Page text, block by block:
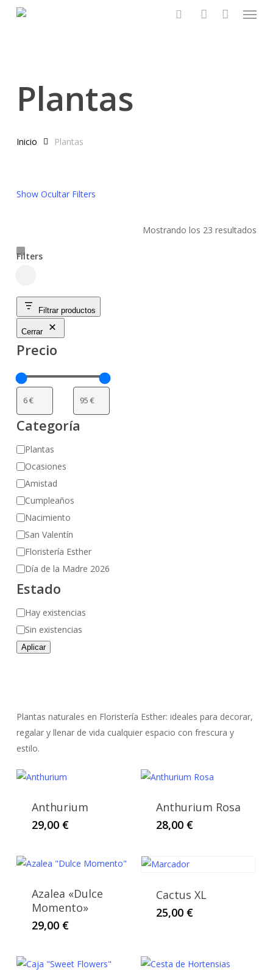
Menu
Plantas
Inicio Plantas
Show Ocultar Filters
Mostrando los 23 resultados
Filters
Filters
Filtrar productos
Cerrar
Precio
Categoría
Categoría
Plantas
Ocasiones
Amistad
Cumpleaños
Nacimiento
San Valentín
Floristería Esther
Día de la Madre 2026
Estado
Disponibilidad
Hay existencias
Sin existencias
Aplicar
Plantas naturales en Floristería Esther: ideales para decorar,
regalar y llenar de vida cualquier espacio con frescura y
estilo.
Anthurium
29,00 €
Anthurium Rosa
28,00 €
Azalea «Dulce
Momento»
29,00 €
Cactus XL
25,00 €